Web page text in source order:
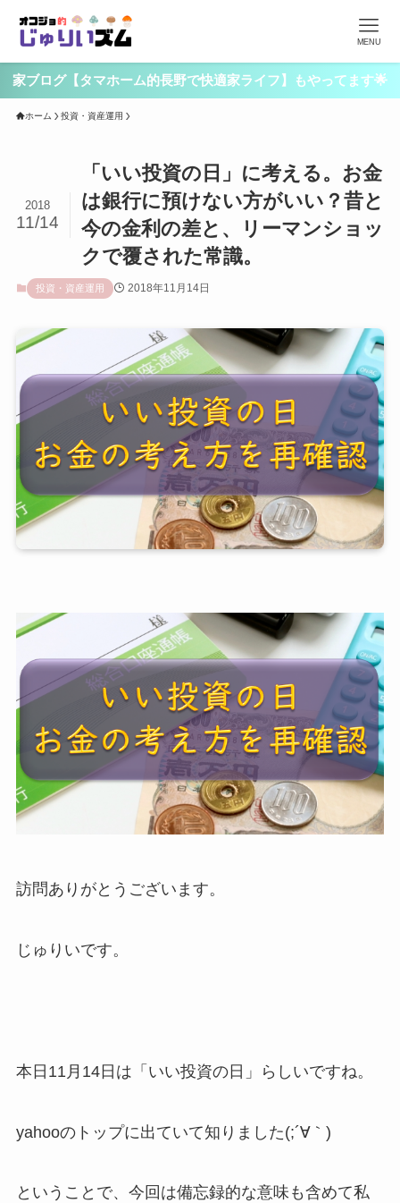
MENU
家ブログ【タマホーム的長野で快適家ライフ】もやってます🌟
ホーム 投資・資産運用
「いい投資の日」に考える。お金
は銀行に預けない方がいい？昔と
今の金利の差と、リーマンショッ
クで覆された常識。
2018
11/14
投資・資産運用 2018年11月14日
訪問ありがとうございます。
じゅりいです。
本日11月14日は「いい投資の日」らしいですね。
yahooのトップに出ていて知りました(;´∀｀)
ということで、今回は備忘録的な意味も含めて私